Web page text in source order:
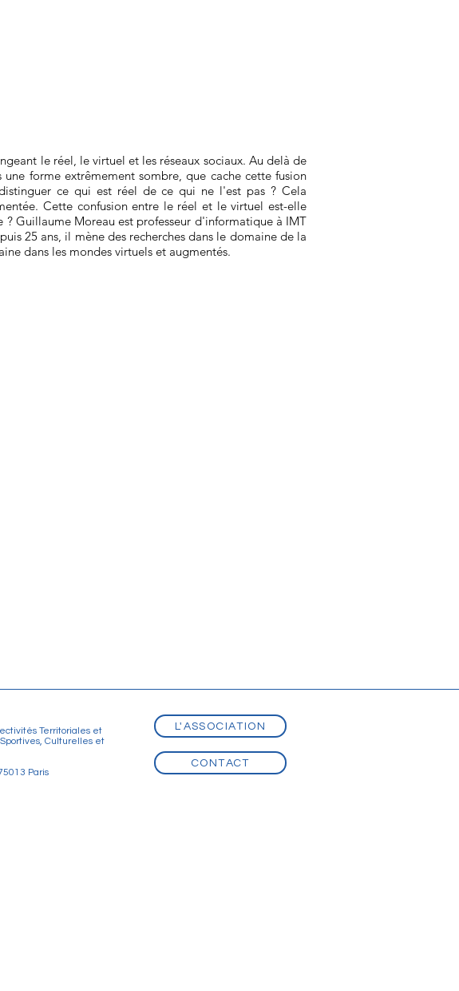
le réel, le virtuel et les réseaux sociaux. Au delà de
forme extrêmement sombre, que cache cette fusion
ce qui est réel de ce qui ne l'est pas ? Cela
Cette confusion entre le réel et le virtuel est-elle
? Guillaume Moreau est professeur d'informatique à IMT
25 ans, il mène des recherches dans le domaine de la
dans les mondes virtuels et augmentés.
Territoriales et
Culturelles et
Paris
L'ASSOCIATION
CONTACT